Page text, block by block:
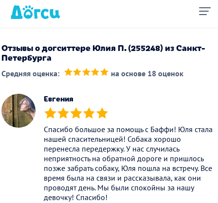
Отзывы о догситтере Юлия П. (255248) из Санкт-
Петербурга
Средняя оценка: на основе 18 оценок
Евгения
(*) (*) (*) (*) (*)
Спасибо большое за помощь с Баффи! Юля стала
нашей спасительницей! Собака хорошо
перенесла передержку. У нас случилась
неприятность на обратной дороге и пришлось
позже забрать собаку, Юля пошла на встречу. Все
время была на связи и рассказывала, как они
проводят день. Мы были спокойны за нашу
девочку! Спасибо!